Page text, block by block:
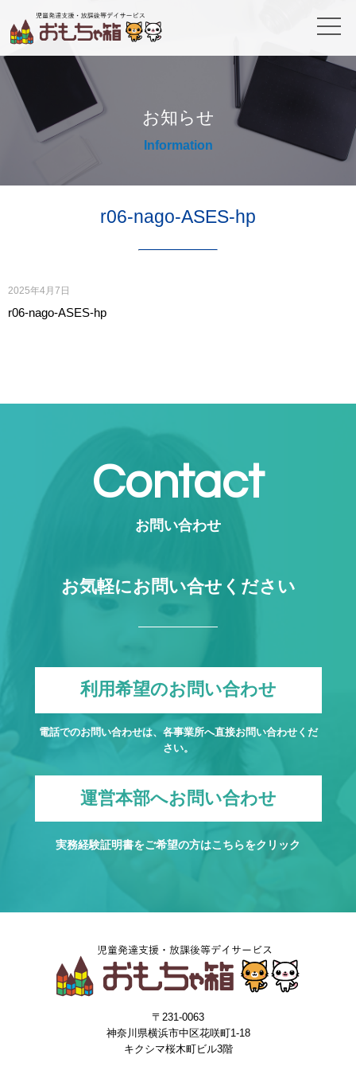
お知らせ
Information
r06-nago-ASES-hp
2025年4月7日
r06-nago-ASES-hp
Contact
お問い合わせ
お気軽にお問い合せください
利用希望のお問い合わせ
電話でのお問い合わせは、各事業所へ直接お問い合わせくだ
さい。
運営本部へお問い合わせ
実務経験証明書をご希望の方はこちらをクリック
〒231-0063
神奈川県横浜市中区花咲町1-18
キクシマ桜木町ビル3階